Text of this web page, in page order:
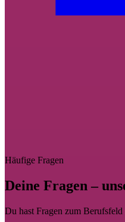
Häufige Fragen
Deine Fragen –
Du hast Fragen zum